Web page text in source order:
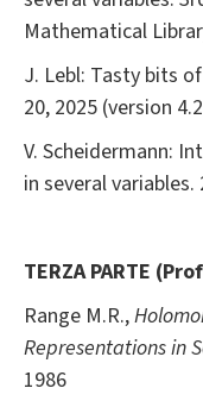
Mathematical
J. Lebl: Tasty bits
20, 2025 (version
V. Scheidermann:
in several
TERZA PARTE
Range M.R.,
Representations in
1986